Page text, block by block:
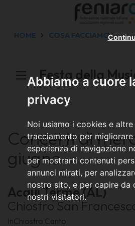
Abbiamo a cuore
privacy
Noi usiamo i cookies e
tracciamento per migliorare
esperienza di navigazione
per mostrarti contenuti
annunci mirati, per
nostro sito, e per capire da
nostri visitatori.
HOME COSA FACCIAMO
Festa della
Concerti di
giugno
Acqui Terme (AL)
Chiostro San
InChiostro Canto